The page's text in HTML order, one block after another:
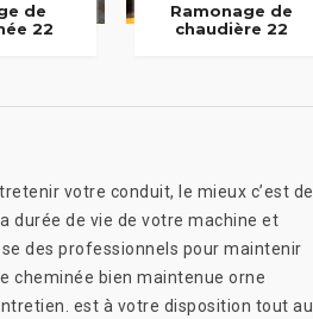
de
22
Ramonage de
chaudière 22
votre conduit, le mieux c’est de
durée de vie de votre machine et
des professionnels pour maintenir
cheminée bien maintenue orne
est à votre disposition tout au